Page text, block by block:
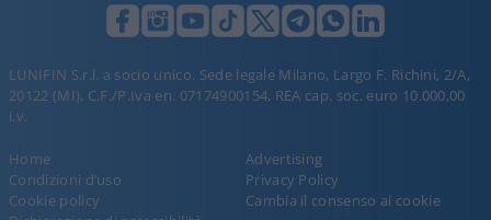
LUNIFIN S.r.l. a socio unico. Sede legale Milano, Largo F. Richini, 2/A,
20122 (MI), C.F./P.Iva en. 07174900154, REA cap. soc. euro 10.000,00
i.v.
Home
Advertising
Condizioni d’uso
Privacy Policy
Cookie policy
Cambia il consenso ai cookie